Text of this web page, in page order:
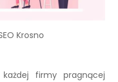
Krosno
firmy pragnącej